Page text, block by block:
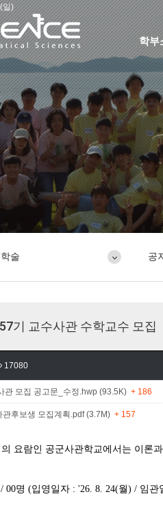
일)
학부
술 공
기 교수사관 수학교수 모집
17080
관 모집 공고문_수정.hwp (93.5K) + 186
후보생 모집계획.pdf (3.7M) + 157
요람인 공군사관학교에서는 이론
/ 00명 (입영일자 : '26. 8. 24(월) / 임관